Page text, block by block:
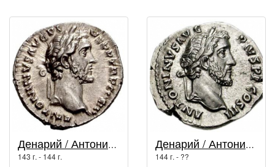
Денарий / Антонин Пий (138 г. - 161 г.)
143 г. - 144 г.
Денарий / Антонин Пий (138 г. - 161 г.)
144 г. - ??